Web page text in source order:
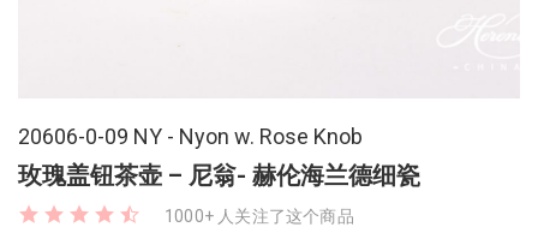
20606-0-09 NY - Nyon w. Rose Knob
玫瑰盖钮茶壶 – 尼翁- 赫伦海兰德细瓷
1000+ 人关注了这个商品